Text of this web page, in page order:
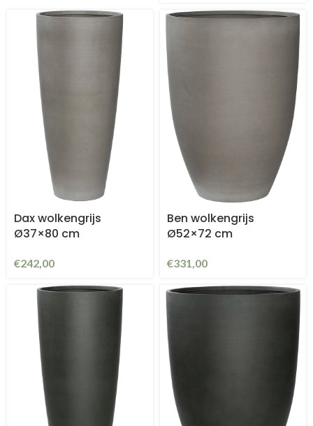
Dax wolkengrijs
Ø37×80 cm
€242,00
Ben wolkengrijs
Ø52×72 cm
€331,00